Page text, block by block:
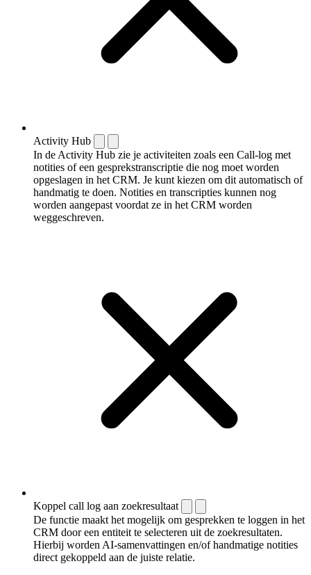
Activity Hub
In de Activity Hub zie je activiteiten zoals een Call-log met
notities of een gespreks­transcriptie die nog moet worden
opgeslagen in het CRM. Je kunt kiezen om dit automatisch of
handmatig te doen. Notities en transcripties kunnen nog
worden aangepast voordat ze in het CRM worden
weggeschreven.
Koppel call log aan zoekresultaat
De functie maakt het mogelijk om gesprekken te loggen in het
CRM door een entiteit te selecteren uit de zoekresultaten.
Hierbij worden AI-samenvattingen en/of handmatige notities
direct gekoppeld aan de juiste relatie.